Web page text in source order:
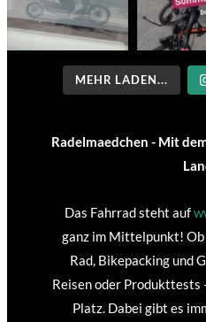
MEHR LADEN...
Radelmaedchen - Mit
Das Fahrrad steht auf
ganz im Mittelpunkt! Ob
Rad, Bikepacking und
Reisen oder Produkttests
Platz. Dabei gibt es